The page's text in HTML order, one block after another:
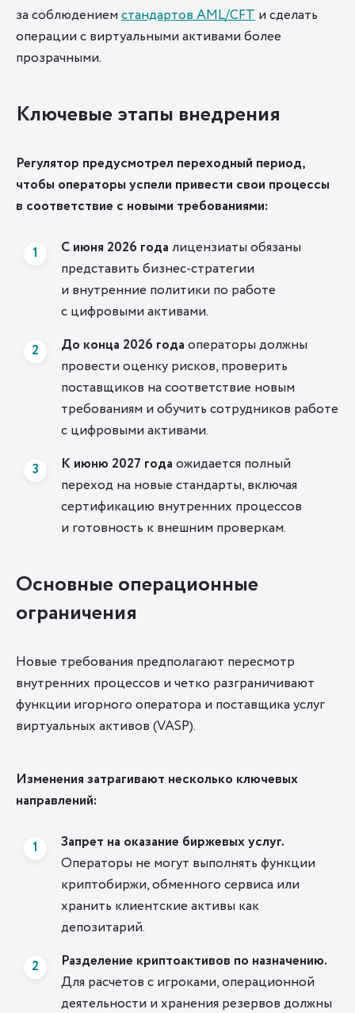
за соблюдениемстандартов AML/CFT и сделать
операции с виртуальными активами более
прозрачными.
Ключевые этапы внедрения
Регулятор предусмотрел переходный период,
чтобы операторы успели привести свои процессы
в соответствие с новыми требованиями:
С июня 2026 года лицензиаты обязаны
представить бизнес-стратегии
и внутренние политики по работе
с цифровыми активами.
До конца 2026 года операторы должны
провести оценку рисков, проверить
поставщиков на соответствие новым
требованиям и обучить сотрудников работе
с цифровыми активами.
К июню 2027 года ожидается полный
переход на новые стандарты, включая
сертификацию внутренних процессов
и готовность к внешним проверкам.
Основные операционные
ограничения
Новые требования предполагают пересмотр
внутренних процессов и четко разграничивают
функции игорного оператора и поставщика услуг
виртуальных активов (VASP).
Изменения затрагивают несколько ключевых
направлений:
Запрет на оказание биржевых услуг.
Операторы не могут выполнять функции
криптобиржи, обменного сервиса или
хранить клиентские активы как
депозитарий.
Разделение криптоактивов по назначению.
Для расчетов с игроками, операционной
деятельности и хранения резервов должны